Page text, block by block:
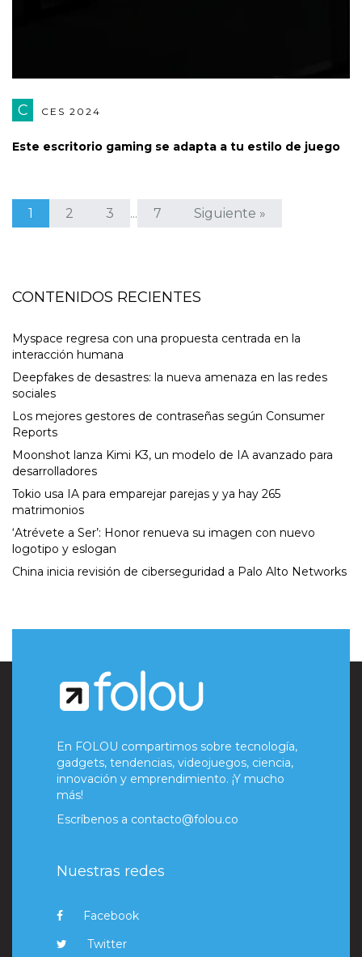
C CES 2024
Este escritorio gaming se adapta a tu estilo de juego
1 2 3 … 7 Siguiente »
CONTENIDOS RECIENTES
Myspace regresa con una propuesta centrada en la
interacción humana
Deepfakes de desastres: la nueva amenaza en las redes
sociales
Los mejores gestores de contraseñas según Consumer
Reports
Moonshot lanza Kimi K3, un modelo de IA avanzado para
desarrolladores
Tokio usa IA para emparejar parejas y ya hay 265
matrimonios
‘Atrévete a Ser’: Honor renueva su imagen con nuevo
logotipo y eslogan
China inicia revisión de ciberseguridad a Palo Alto Networks
En FOLOU compartimos sobre tecnología,
gadgets, tendencias, videojuegos, ciencia,
innovación y emprendimiento. ¡Y mucho
más!
Escríbenos a contacto@folou.co
Nuestras redes
Facebook
Twitter